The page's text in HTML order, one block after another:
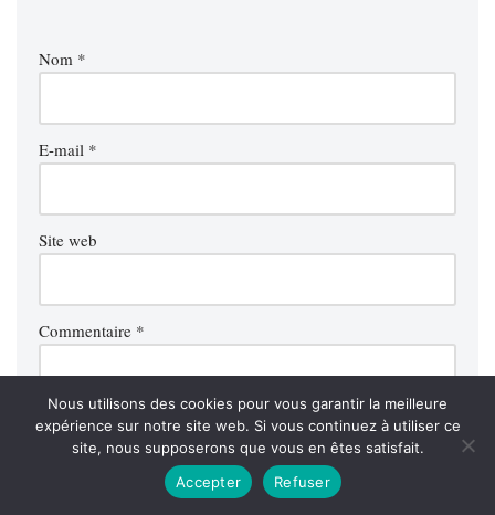
Nom *
E-mail *
Site web
Commentaire *
Nous utilisons des cookies pour vous garantir la meilleure
expérience sur notre site web. Si vous continuez à utiliser ce
site, nous supposerons que vous en êtes satisfait.
Accepter
Refuser